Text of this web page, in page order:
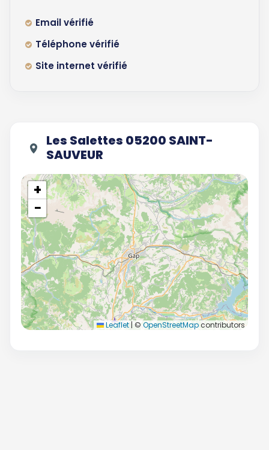
Email vérifié
Téléphone vérifié
Site internet vérifié
Les Salettes 05200 SAINT-
SAUVEUR
+
−
Leaflet | © OpenStreetMapcontributors